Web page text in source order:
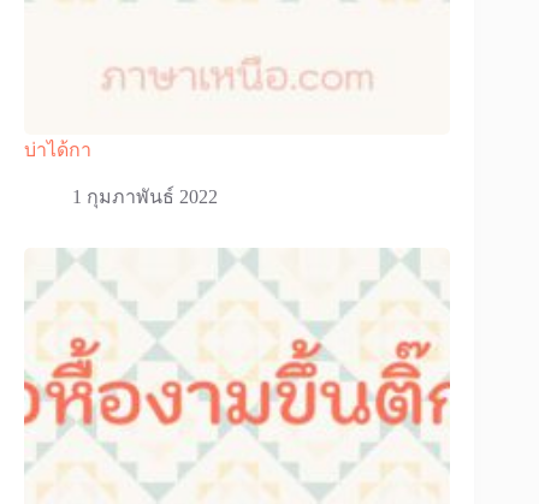
บ่าได้กา
1 กุมภาพันธ์ 2022